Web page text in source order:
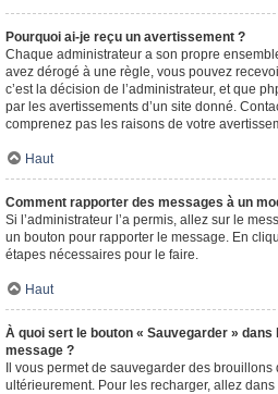
Pourquoi ai-je reçu un avertissement ?
Chaque administrateur a son propre
avez dérogé à une règle, vous pouvez
c’est la décision de l’administrateur, et que
par les avertissements d’un site donné.
comprenez pas les raisons de votre
Haut
Comment rapporter des messages à un
Si l’administrateur l’a permis, allez sur le
un bouton pour rapporter le message. En
étapes nécessaires pour le faire.
Haut
À quoi sert le bouton « Sauvegarder » dans
message ?
Il vous permet de sauvegarder des
ultérieurement. Pour les recharger, allez